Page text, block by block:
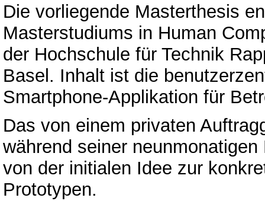
Die vorliegende Masterthesis
Masterstudiums in Human
der Hochschule für Technik
Basel. Inhalt ist die
Smartphone-Applikation für
Das von einem privaten
während seiner
von der initialen Idee zur
Prototypen.